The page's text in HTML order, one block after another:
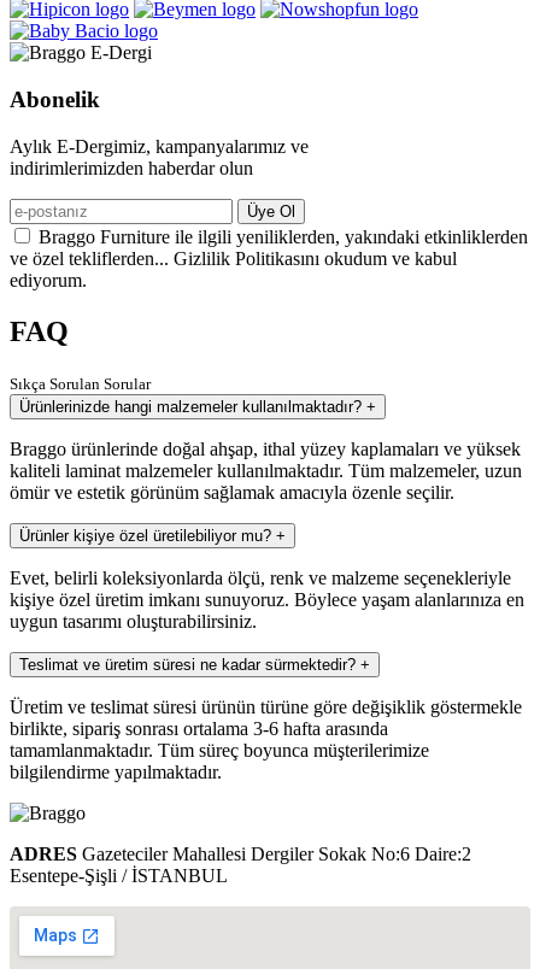
Abonelik
Aylık E-Dergimiz, kampanyalarımız ve
indirimlerimizden haberdar olun
Üye Ol
Braggo Furniture ile ilgili yeniliklerden, yakındaki etkinliklerden
ve özel tekliflerden... Gizlilik Politikasını okudum ve kabul
ediyorum.
FAQ
Sıkça Sorulan Sorular
Ürünlerinizde hangi malzemeler kullanılmaktadır? +
Braggo ürünlerinde doğal ahşap, ithal yüzey kaplamaları ve yüksek
kaliteli laminat malzemeler kullanılmaktadır. Tüm malzemeler, uzun
ömür ve estetik görünüm sağlamak amacıyla özenle seçilir.
Ürünler kişiye özel üretilebiliyor mu? +
Evet, belirli koleksiyonlarda ölçü, renk ve malzeme seçenekleriyle
kişiye özel üretim imkanı sunuyoruz. Böylece yaşam alanlarınıza en
uygun tasarımı oluşturabilirsiniz.
Teslimat ve üretim süresi ne kadar sürmektedir? +
Üretim ve teslimat süresi ürünün türüne göre değişiklik göstermekle
birlikte, sipariş sonrası ortalama 3-6 hafta arasında
tamamlanmaktadır. Tüm süreç boyunca müşterilerimize
bilgilendirme yapılmaktadır.
ADRES Gazeteciler Mahallesi Dergiler Sokak No:6 Daire:2
Esentepe-Şişli / İSTANBUL